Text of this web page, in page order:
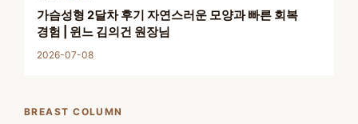
가슴성형 2달차 후기 자연스러운 모양과 빠른 회복
경험 | 윈느 김의건 원장님
2026-07-08
BREAST COLUMN